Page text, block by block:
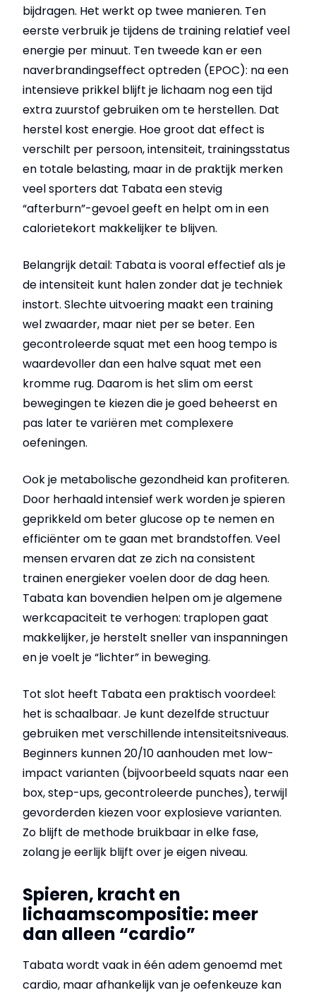
bijdragen. Het werkt op twee manieren. Ten
eerste verbruik je tijdens de training relatief veel
energie per minuut. Ten tweede kan er een
naverbrandingseffect optreden (EPOC): na een
intensieve prikkel blijft je lichaam nog een tijd
extra zuurstof gebruiken om te herstellen. Dat
herstel kost energie. Hoe groot dat effect is
verschilt per persoon, intensiteit, trainingsstatus
en totale belasting, maar in de praktijk merken
veel sporters dat Tabata een stevig
“afterburn”-gevoel geeft en helpt om in een
calorietekort makkelijker te blijven.
Belangrijk detail: Tabata is vooral effectief als je
de intensiteit kunt halen zonder dat je techniek
instort. Slechte uitvoering maakt een training
wel zwaarder, maar niet per se beter. Een
gecontroleerde squat met een hoog tempo is
waardevoller dan een halve squat met een
kromme rug. Daarom is het slim om eerst
bewegingen te kiezen die je goed beheerst en
pas later te variëren met complexere
oefeningen.
Ook je metabolische gezondheid kan profiteren.
Door herhaald intensief werk worden je spieren
geprikkeld om beter glucose op te nemen en
efficiënter om te gaan met brandstoffen. Veel
mensen ervaren dat ze zich na consistent
trainen energieker voelen door de dag heen.
Tabata kan bovendien helpen om je algemene
werkcapaciteit te verhogen: traplopen gaat
makkelijker, je herstelt sneller van inspanningen
en je voelt je “lichter” in beweging.
Tot slot heeft Tabata een praktisch voordeel:
het is schaalbaar. Je kunt dezelfde structuur
gebruiken met verschillende intensiteitsniveaus.
Beginners kunnen 20/10 aanhouden met low-
impact varianten (bijvoorbeeld squats naar een
box, step-ups, gecontroleerde punches), terwijl
gevorderden kiezen voor explosieve varianten.
Zo blijft de methode bruikbaar in elke fase,
zolang je eerlijk blijft over je eigen niveau.
Spieren, kracht en
lichaamscompositie: meer
dan alleen “cardio”
Tabata wordt vaak in één adem genoemd met
cardio, maar afhankelijk van je oefenkeuze kan